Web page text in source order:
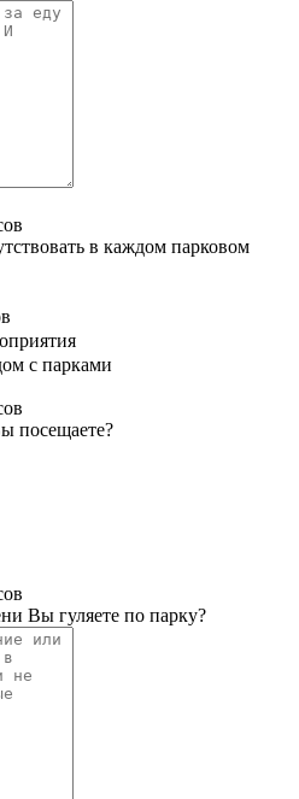
в каждом парковом
с парками
посещаете?
Вы гуляете по парку?